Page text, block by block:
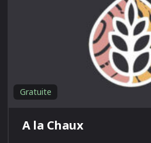
Gratuite
A la Chaux